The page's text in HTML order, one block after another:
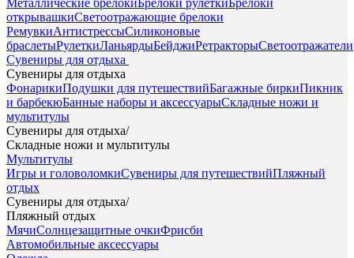
Металлические брелокиБрелоки рулеткиБрелоки
открывашкиСветоотражающие брелоки
РемувкиАнтистрессыСиликоновые
браслетыРулеткиЛаньярдыБейджиРетракторыСветоотражатели
Сувениры для отдыха
Сувениры для отдыха
ФонарикиПодушки для путешествийБагажные биркиПикник
и барбекюБанные наборы и аксессуарыСкладные ножи и
мультитулы
Сувениры для отдыха/
Складные ножи и мультитулы
Мультитулы
Игры и головоломкиСувениры для путешествийПляжный
отдых
Сувениры для отдыха/
Пляжный отдых
МячиСолнцезащитные очкиФрисби
Автомобильные аксессуары